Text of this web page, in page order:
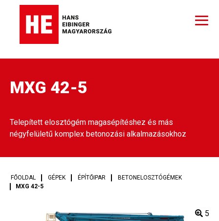
MXG 42-5
Telepített elosztógém magasépítéshez és más
négyfelületű komplex betonozási alkalmazásokhoz
FŐOLDAL GÉPEK ÉPÍTŐIPAR
BETONELOSZTÓGÉMEK
MXG 42-5
5